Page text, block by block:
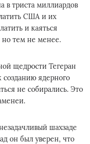
в триста миллиардов
США и их
и каяться
но тем не менее.
щедрости Тегеран
созданию ядерного
не собирались. Это
шахзаде
он был уверен, что